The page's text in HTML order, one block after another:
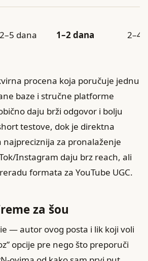
2–5 dana 1–2 dana 2–4
procena koja poručuje jednu
baze i stručne platforme
daju brži odgovor i bolju
testove, dok je direktna
najpreciznija za pronalaženje
Instagram daju brz reach, ali
formata za YouTube UGC.
za šou
— autor ovog posta i lik koji voli
opcije pre nego što preporuči